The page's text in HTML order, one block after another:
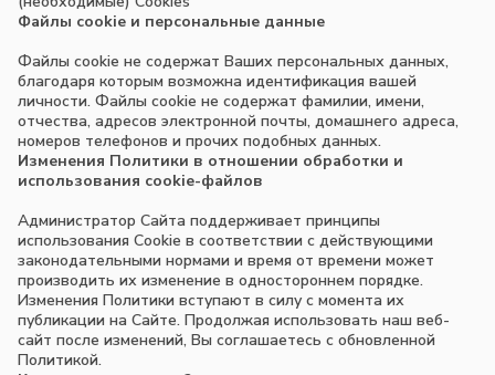
Файлы cookie и персональные данные
Файлы cookie не содержат Ваших персональных данных,
благодаря которым возможна идентификация вашей
личности. Файлы cookie не содержат фамилии, имени,
отчества, адресов электронной почты, домашнего адреса,
номеров телефонов и прочих подобных данных.
Изменения Политики в отношении обработки и
использования cookie-файлов
Администратор Сайта поддерживает принципы
использования Cookie в соответствии с действующими
законодательными нормами и время от времени может
производить их изменение в одностороннем порядке.
Изменения Политики вступают в силу с момента их
публикации на Сайте. Продолжая использовать наш веб-
сайт после изменений, Вы соглашаетесь с обновленной
Политикой.